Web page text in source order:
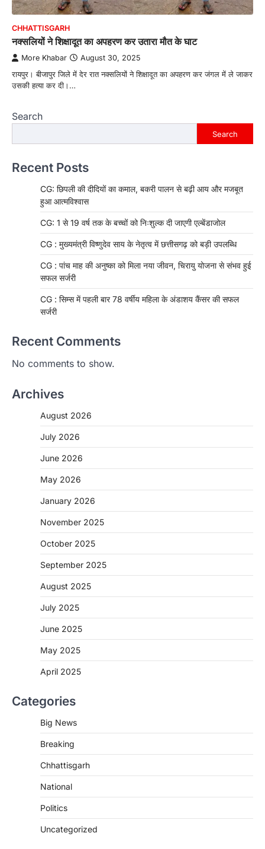
CHHATTISGARH
नक्सलियों ने शिक्षादूत का अपहरण कर उतारा मौत के घाट
More Khabar August 30, 2025
रायपुर। बीजापुर जिले में देर रात नक्सलियों ने शिक्षादूत का अपहरण कर जंगल में ले जाकर
उसकी हत्या कर दी।…
Search
Search
Recent Posts
CG: छिपली की दीदियों का कमाल, बकरी पालन से बढ़ी आय और मजबूत
हुआ आत्मविश्वास
CG: 1 से 19 वर्ष तक के बच्चों को निःशुल्क दी जाएगी एल्बेंडाजोल
CG : मुख्यमंत्री विष्णुदेव साय के नेतृत्व में छत्तीसगढ़ को बड़ी उपलब्धि
CG : पांच माह की अनुष्का को मिला नया जीवन, चिरायु योजना से संभव हुई
सफल सर्जरी
CG : सिम्स में पहली बार 78 वर्षीय महिला के अंडाशय कैंसर की सफल
सर्जरी
Recent Comments
No comments to show.
Archives
August 2026
July 2026
June 2026
May 2026
January 2026
November 2025
October 2025
September 2025
August 2025
July 2025
June 2025
May 2025
April 2025
Categories
Big News
Breaking
Chhattisgarh
National
Politics
Uncategorized
CHHATTISGARH
CG: 1 से 19 वर्ष तक के बच्चों को निःशुल्क दी
जाएगी एल्बेंडाजोल
More Khabar August 7, 2026
रायपुर। राष्ट्रीय कृमि मुक्ति दिवस भारत सरकार द्वारा
बच्चों के स्वास्थ्य सुधार के लिए वर्ष…
CHHATTISGARH
जशपुर जिले की 5 माह की मासूम…
CG: छिपली की दीदियों का कमाल, बकरी